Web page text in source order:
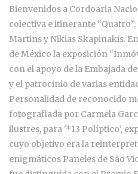
Bienvenidos a Cordoaria
colectiva e itinerante
Martins y Nikias Skapinakis.
de México la exposición
con el apoyo de la Embajada
y el patrocinio de varias
Personalidad de reconocido
fotografiada por Carmela
ilustres, para '*13 Políptico',
cuyo objetivo era la
enigmáticos Paneles de São